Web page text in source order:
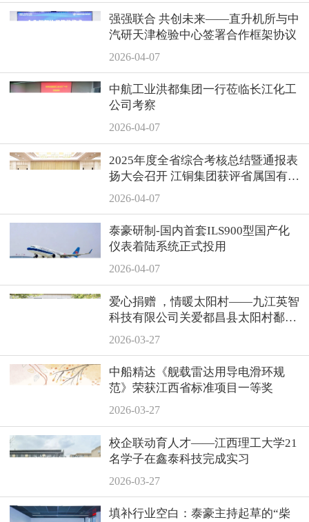
强强联合 共创未来——直升机所与中
汽研天津检验中心签署合作框架协议
2026-04-07
中航工业洪都集团一行莅临长江化工
公司考察
2026-04-07
2025年度全省综合考核总结暨通报表
扬大会召开 江铜集团获评省属国有企
业综合考核商业类“第一等次”
2026-04-07
泰豪研制-国内首套ILS900型国产化
仪表着陆系统正式投用
2026-04-07
爱心捐赠 ，情暖太阳村——九江英智
科技有限公司关爱都昌县太阳村鄱阳
湖儿童救助中心
2026-03-27
中船精达《舰载雷达用导电滑环规
范》荣获江西省标准项目一等奖
2026-03-27
校企联动育人才——江西理工大学21
名学子在鑫泰科技完成实习
2026-03-27
填补行业空白：泰豪主持起草的“柴